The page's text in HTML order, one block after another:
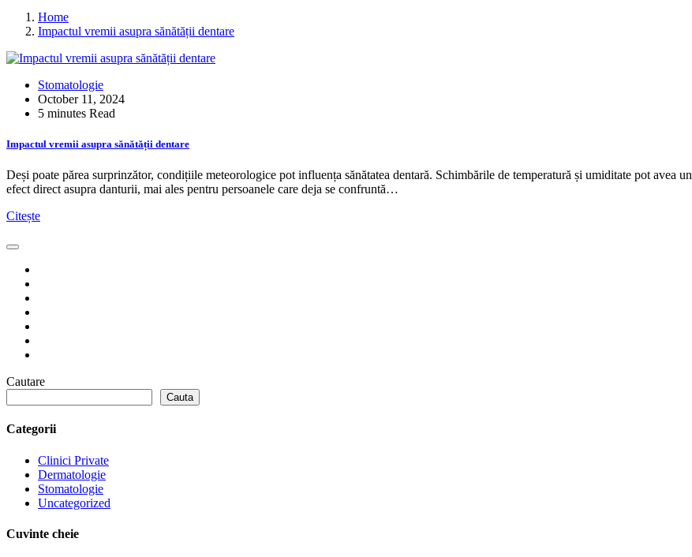
Home
Impactul vremii asupra sănătății dentare
Stomatologie
October 11, 2024
5 minutes Read
Impactul vremii asupra sănătății dentare
Deși poate părea surprinzător, condițiile meteorologice pot influența sănătatea dentară. Schimbările de temperatură și umiditate pot avea un
efect direct asupra danturii, mai ales pentru persoanele care deja se confruntă…
Citește
Cautare
Cauta
Categorii
Clinici Private
Dermatologie
Stomatologie
Uncategorized
Cuvinte cheie